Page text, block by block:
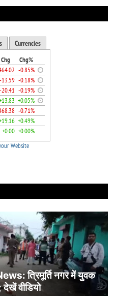
त्रिमूर्ति नगर में युवक
वीडियो